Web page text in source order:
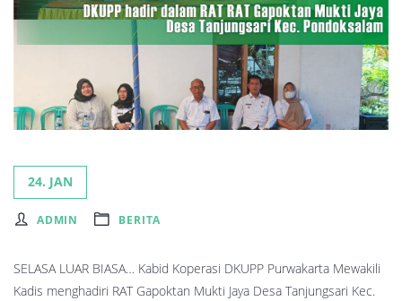
24. JAN
ADMIN BERITA
SELASA LUAR BIASA… Kabid Koperasi DKUPP Purwakarta Mewakili
Kadis menghadiri RAT Gapoktan Mukti Jaya Desa Tanjungsari Kec.